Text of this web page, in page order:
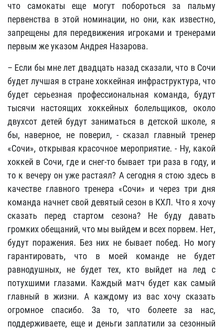
что самокаты еще могут побороться за пальму
первенства в этой номинации, но они, как известно,
запрещены для передвижения игроками и тренерами
первым же указом Андрея Назарова.
– Если бы мне лет двадцать назад сказали, что в Сочи
будет лучшая в стране хоккейная инфраструктура, что
будет серьезная профессиональная команда, будут
тысячи настоящих хоккейных болельщиков, около
двухсот детей будут заниматься в детской школе, я
бы, наверное, не поверил, - сказал главный тренер
«Сочи», открывая красочное мероприятие. - Ну, какой
хоккей в Сочи, где и снег-то бывает три раза в году, и
то к вечеру он уже растаял? А сегодня я стою здесь в
качестве главного тренера «Сочи» и через три дня
команда начнет свой девятый сезон в КХЛ. Что я хочу
сказать перед стартом сезона? Не буду давать
громких обещаний, что мы выйдем и всех порвем. Нет,
будут поражения. Без них не бывает побед. Но могу
гарантировать, что в моей команде не будет
равнодушных, не будет тех, кто выйдет на лед с
потухшими глазами. Каждый матч будет как самый
главный в жизни. А каждому из вас хочу сказать
огромное спасибо. За то, что болеете за нас,
поддерживаете, еще и деньги заплатили за сезонный